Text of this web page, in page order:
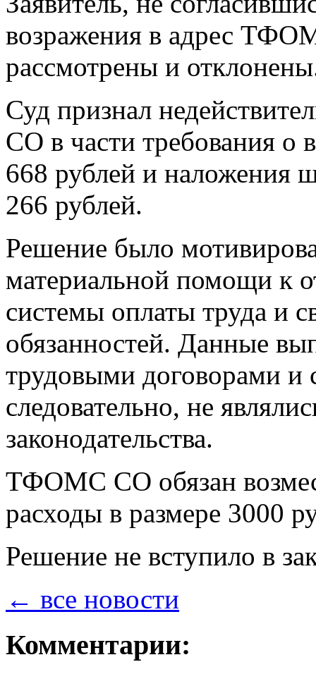
возражения в адрес
рассмотрены и
Суд признал
СО в части требования о
668 рублей и наложения
266 рублей.
Решение было
материальной помощи к
системы оплаты труда и
обязанностей. Данные
трудовыми договорами и
следовательно, не
законодательства.
ТФОМС СО обязан
расходы в размере 3000
Решение не вступило в
← все новости
Комментарии: